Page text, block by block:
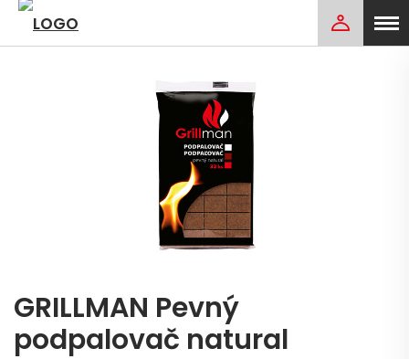
GRILLMAN Pevný
podpalovač natural